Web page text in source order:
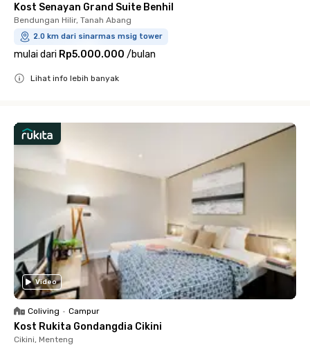
Kost Senayan Grand Suite Benhil
Bendungan Hilir, Tanah Abang
2.0 km dari sinarmas msig tower
mulai dari Rp5.000.000 /bulan
Lihat info lebih banyak
Video
Coliving • Campur
Kost Rukita Gondangdia Cikini
Cikini, Menteng